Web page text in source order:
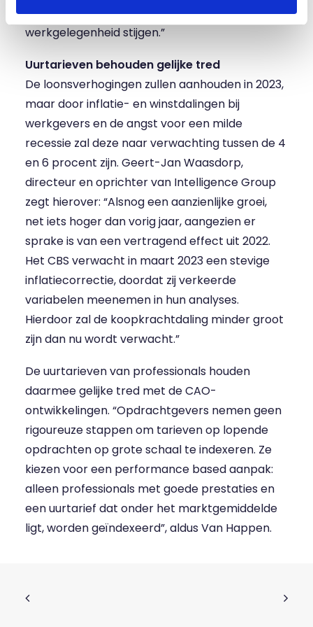
recessie, blijft de werkloosheid dalen en de
werkgelegenheid stijgen.”
Uurtarieven behouden gelijke tred
De loonsverhogingen zullen aanhouden in 2023,
maar door inflatie- en winstdalingen bij
werkgevers en de angst voor een milde
recessie zal deze naar verwachting tussen de 4
en 6 procent zijn. Geert-Jan Waasdorp,
directeur en oprichter van Intelligence Group
zegt hierover: “Alsnog een aanzienlijke groei,
net iets hoger dan vorig jaar, aangezien er
sprake is van een vertragend effect uit 2022.
Het CBS verwacht in maart 2023 een stevige
inflatiecorrectie, doordat zij verkeerde
variabelen meenemen in hun analyses.
Hierdoor zal de koopkrachtdaling minder groot
zijn dan nu wordt verwacht.”
De uurtarieven van professionals houden
daarmee gelijke tred met de CAO-
ontwikkelingen. “Opdrachtgevers nemen geen
rigoureuze stappen om tarieven op lopende
opdrachten op grote schaal te indexeren. Ze
kiezen voor een performance based aanpak:
alleen professionals met goede prestaties en
een uurtarief dat onder het marktgemiddelde
ligt, worden geïndexeerd”, aldus Van Happen.